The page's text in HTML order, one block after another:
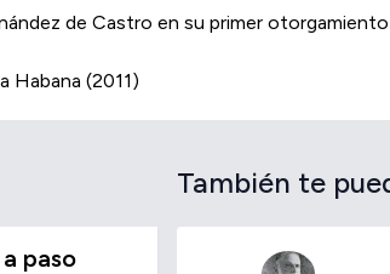
de Castro en su primer
Habana (2011)
paso
También te